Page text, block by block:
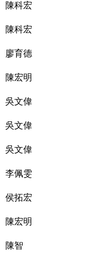
陳科宏
陳科宏
廖育德
陳宏明
吳文偉
吳文偉
吳文偉
李佩雯
侯拓宏
陳宏明
陳智